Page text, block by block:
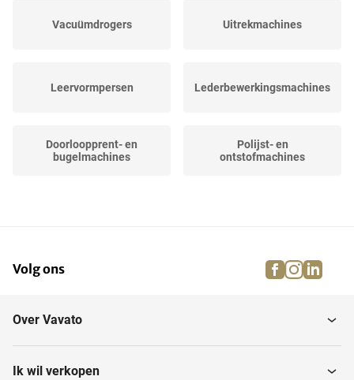
Vacuümdrogers Uitrekmachines
Leervormpersen Lederbewerkingsmachines
Doorloopprent- en
bugelmachines
Polijst- en
ontstofmachines
Overige lederindustrie Afpersmachines
Volg ons facebook
Over Vavato
Ik wil verkopen